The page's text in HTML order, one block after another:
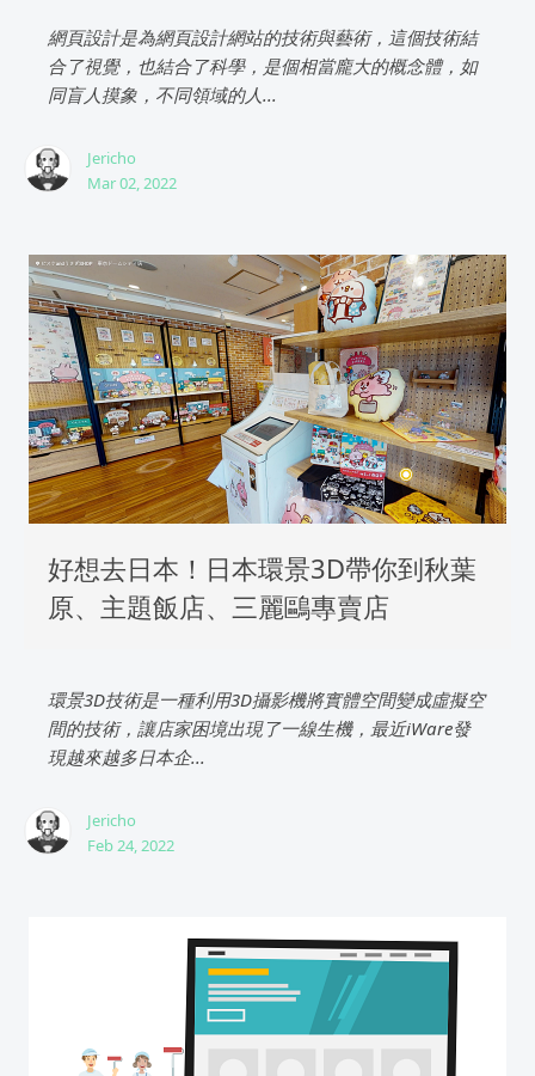
網頁設計是為網頁設計網站的技術與藝術，這個技術結
合了視覺，也結合了科學，是個相當龐大的概念體，如
同盲人摸象，不同領域的人...
Jericho
Mar 02, 2022
好想去日本！日本環景3D帶你到秋葉
原、主題飯店、三麗鷗專賣店
環景3D技術是一種利用3D攝影機將實體空間變成虛擬空
間的技術，讓店家困境出現了一線生機，最近iWare發
現越來越多日本企...
Jericho
Feb 24, 2022